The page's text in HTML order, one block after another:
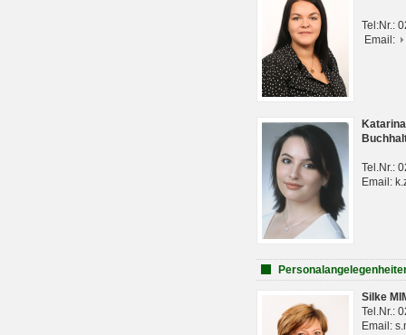
Tel:Nr.:
Email:
Tel.Nr.:
Email:
Silke
Tel.Nr.:
Email: